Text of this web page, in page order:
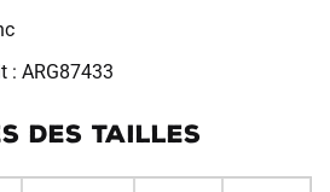
: ARG87433
DES TAILLES